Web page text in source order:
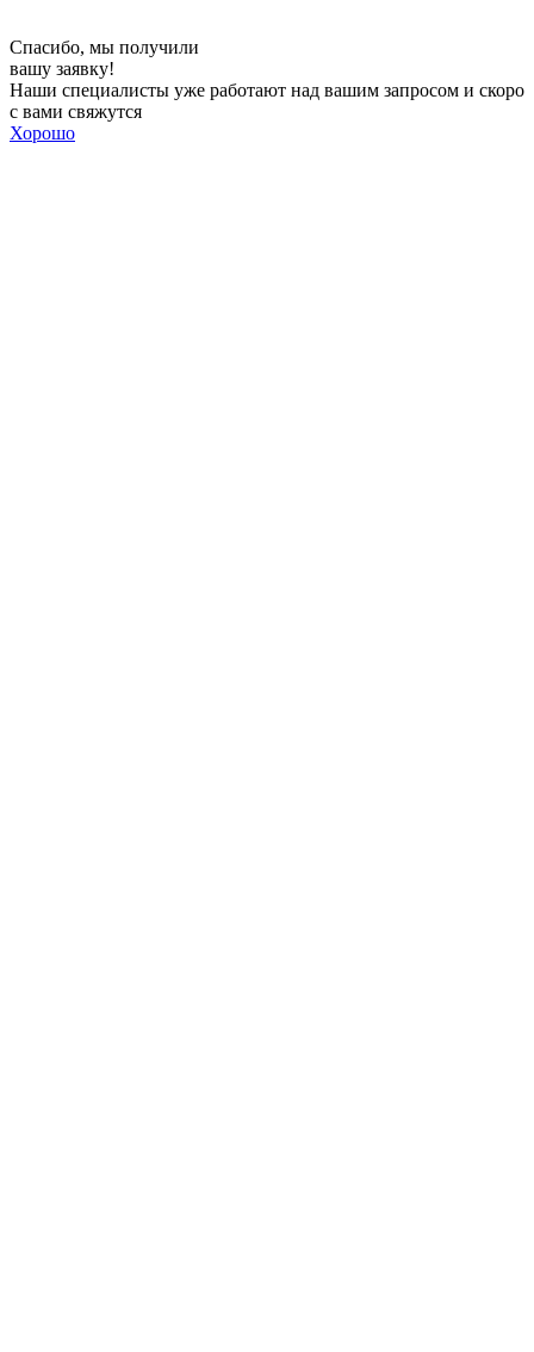
Спасибо, мы получили
вашу заявку!
Наши специалисты уже работают над вашим запросом и скоро
с вами свяжутся
Хорошо